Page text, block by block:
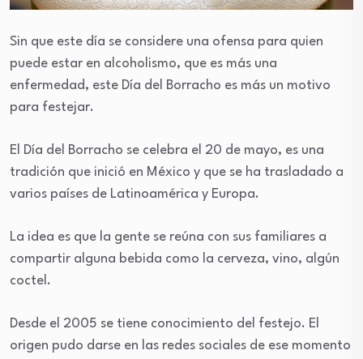
Sin que este día se considere una ofensa para quien
puede estar en alcoholismo, que es más una
enfermedad, este Día del Borracho es más un motivo
para festejar.
El Día del Borracho se celebra el 20 de mayo, es una
tradición que inició en México y que se ha trasladado a
varios países de Latinoamérica y Europa.
La idea es que la gente se reúna con sus familiares a
compartir alguna bebida como la cerveza, vino, algún
coctel.
Desde el 2005 se tiene conocimiento del festejo. El
origen pudo darse en las redes sociales de ese momento